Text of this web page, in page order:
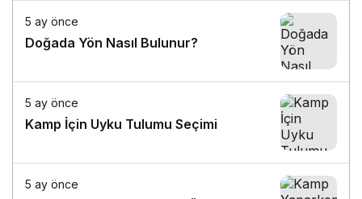
5 ay önce
Doğada Yön Nasıl Bulunur?
5 ay önce
Kamp İçin Uyku Tulumu Seçimi
5 ay önce